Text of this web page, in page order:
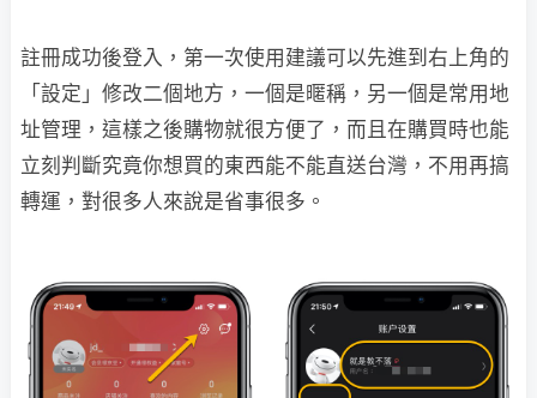
註冊成功後登入，第一次使用建議可以先進到右上角的
「設定」修改二個地方，一個是暱稱，另一個是常用地
址管理，這樣之後購物就很方便了，而且在購買時也能
立刻判斷究竟你想買的東西能不能直送台灣，不用再搞
轉運，對很多人來說是省事很多。